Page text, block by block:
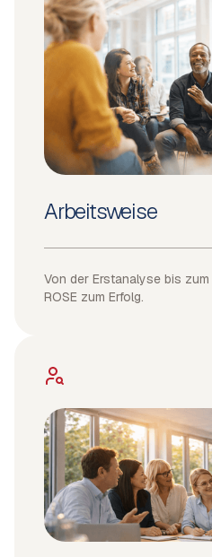
Arbeitsweise
Von der Erstanalyse bis
ROSE zum Erfolg.